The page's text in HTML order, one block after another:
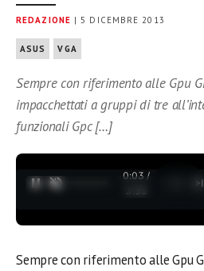
REDAZIONE | 5 DICEMBRE 2013
ASUS VGA
Sempre con riferimento alle Gpu
impacchettati a gruppi di tre
funzionali Gpc […]
0:04 /
3:35
Sempre con riferimento alle Gpu